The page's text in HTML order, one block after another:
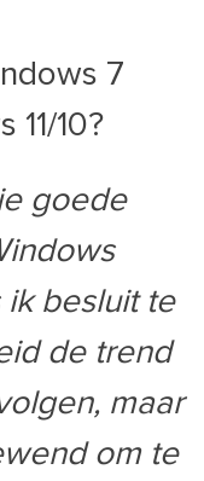
7
11/10?
goede
ik besluit te
de trend
maar
om te